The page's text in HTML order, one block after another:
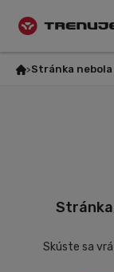
Stránka
Skúste sa